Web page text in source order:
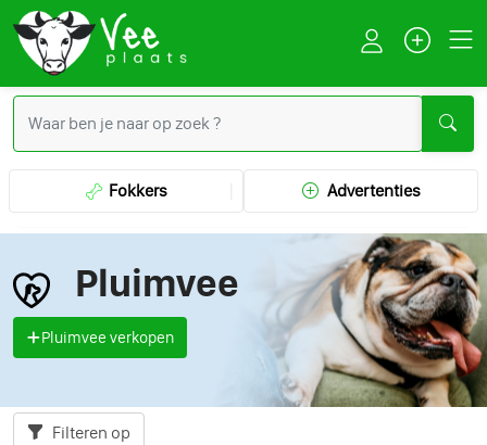
Fokkers Advertenties
Pluimvee
Pluimvee verkopen
Filteren op